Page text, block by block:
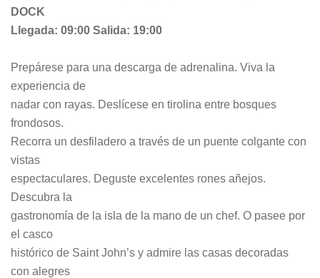
DOCK
Llegada: 09:00 Salida: 19:00
Prepárese para una descarga de adrenalina. Viva la
experiencia de
nadar con rayas. Deslícese en tirolina entre bosques
frondosos.
Recorra un desfiladero a través de un puente colgante con
vistas
espectaculares. Deguste excelentes rones añejos.
Descubra la
gastronomía de la isla de la mano de un chef. O pasee por
el casco
histórico de Saint John’s y admire las casas decoradas
con alegres